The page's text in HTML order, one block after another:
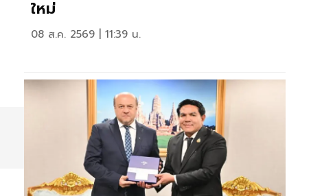
ใหม่
08 ส.ค. 2569 | 11:39 น.